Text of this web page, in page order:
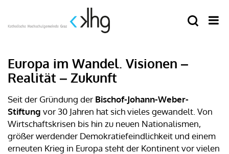
Europa im Wandel. Visionen ‒
Realität ‒ Zukunft
Seit der Gründung der Bischof-Johann-Weber-
Stiftung vor 30 Jahren hat sich vieles gewandelt. Von
Wirtschaftskrisen bis hin zu neuen Nationalismen,
größer werdender Demokratiefeindlichkeit und einem
erneuten Krieg in Europa steht der Kontinent vor vielen